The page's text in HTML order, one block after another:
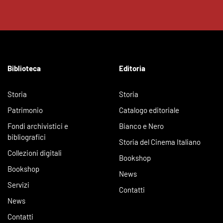
Biblioteca
Storia
Patrimonio
Fondi archivistici e
bibliografici
Collezioni digitali
Bookshop
Servizi
News
Contatti
Editoria
Storia
Catalogo editoriale
Bianco e Nero
Storia del Cinema Italiano
Bookshop
News
Contatti